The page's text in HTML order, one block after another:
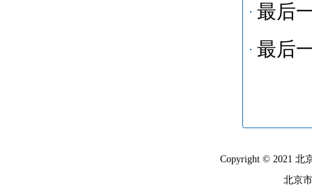
最后
最后
Copyright © 2021
北京